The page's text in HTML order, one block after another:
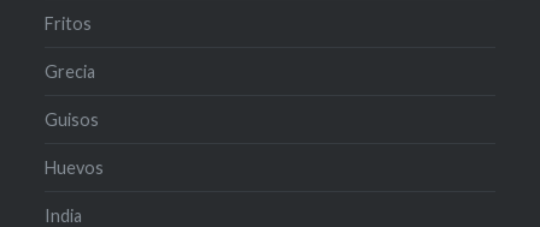
Fritos
Grecia
Guisos
Huevos
India